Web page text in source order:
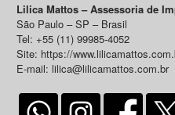
Lilica Mattos – Assessoria de
São Paulo – SP – Brasil
Tel: +55 (11) 99985-4052
Site: https://
E-mail: lilica@lilicamattos.com.br